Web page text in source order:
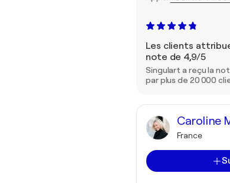
Les clients
note de 4,9/5
Singulart a reçu la
par plus de 20 000
Caroline
France